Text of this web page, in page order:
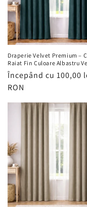
Draperie Velvet Premium –
Raiat Fin Culoare Albastru
Preț
obișnuit
Începând cu 100,00
RON